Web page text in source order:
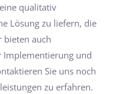
qualitativ
Lösung zu liefern, die
bieten auch
Implementierung und
Sie uns noch
zu erfahren.